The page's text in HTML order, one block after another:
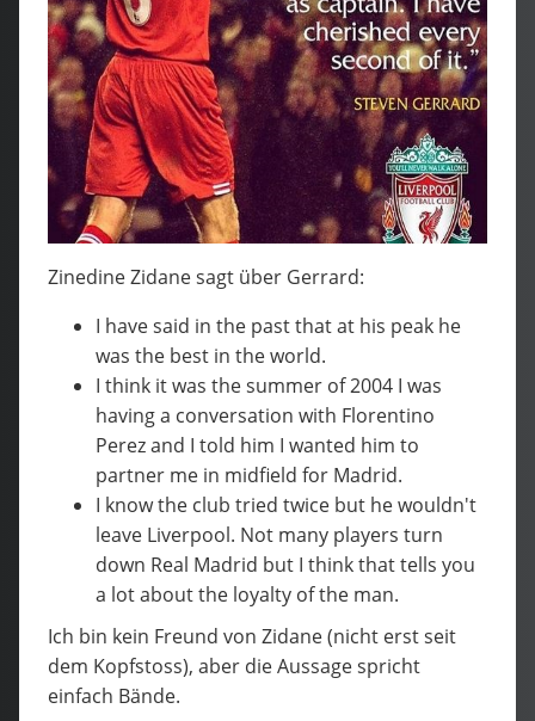
Zinedine Zidane sagt über Gerrard:
I have said in the past that at his peak he
was the best in the world.
I think it was the summer of 2004 I was
having a conversation with Florentino
Perez and I told him I wanted him to
partner me in midfield for Madrid.
I know the club tried twice but he wouldn't
leave Liverpool. Not many players turn
down Real Madrid but I think that tells you
a lot about the loyalty of the man.
Ich bin kein Freund von Zidane (nicht erst seit
dem Kopfstoss), aber die Aussage spricht
einfach Bände.